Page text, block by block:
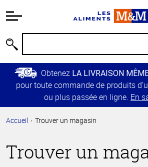
relative à
Passer
contenu
principal
Retour à
principale
Obtenez LA LIVRAISON
pour toute commande de produits
ou plus passée en ligne. En
Accueil Trouver un magasin
Trouver un